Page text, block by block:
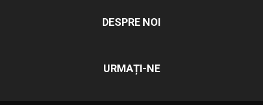
DESPRE NOI
URMAȚI-NE